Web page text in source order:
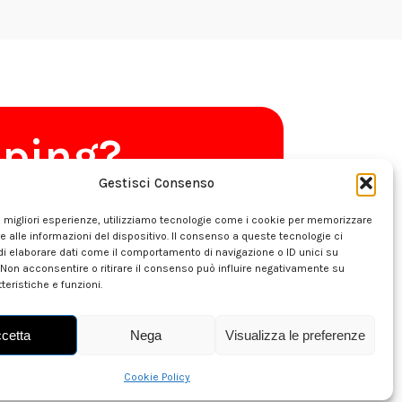
Gestisci Consenso
migliori esperienze, utilizziamo tecnologie come i cookie per memorizzare
alle informazioni del dispositivo. Il consenso a queste tecnologie ci
elaborare dati come il comportamento di navigazione o ID unici su
acconsentire o ritirare il consenso può influire negativamente su
e funzioni.
Nega Visualizza le preferenze
Cookie Policy